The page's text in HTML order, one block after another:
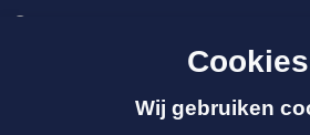
Over ons
Cookies
Wij gebruiken